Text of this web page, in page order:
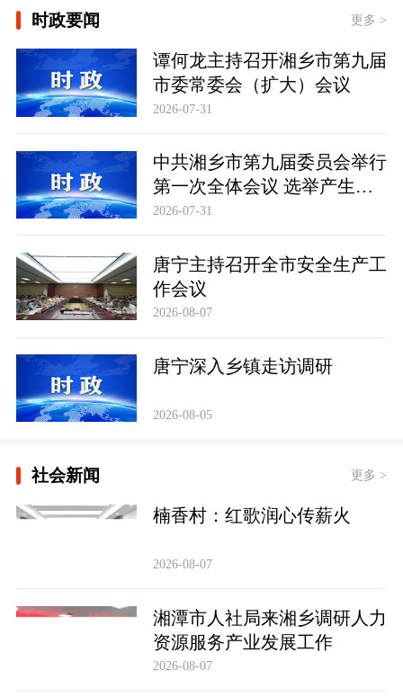
国的目标不断迈进”]
[文脉华章 | 总书记引经据典话廉政
（一）]
时政要闻 更多 >
谭何龙主持召开湘乡市第九届
市委常委会（扩大）会议
2026-07-31
中共湘乡市第九届委员会举行
第一次全体会议 选举产生新
一届市委常委班子
2026-07-31
唐宁主持召开全市安全生产工
作会议
2026-08-07
唐宁深入乡镇走访调研
2026-08-05
社会新闻 更多 >
楠香村：红歌润心传薪火
2026-08-07
湘潭市人社局来湘乡调研人力
资源服务产业发展工作
2026-08-07